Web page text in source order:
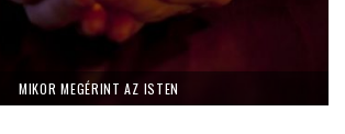
MIKOR MEGÉRINT AZ ISTEN